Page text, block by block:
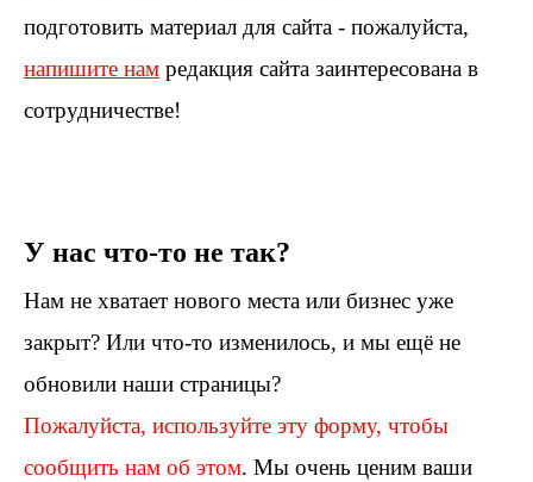
подготовить материал для сайта - пожалуйста,
напишите нам редакция сайта заинтересована в
сотрудничестве!
У нас что-то не так?
Нам не хватает нового места или бизнес уже
закрыт? Или что-то изменилось, и мы ещё не
обновили наши страницы?
Пожалуйста, используйте эту форму, чтобы
сообщить нам об этом. Мы очень ценим ваши